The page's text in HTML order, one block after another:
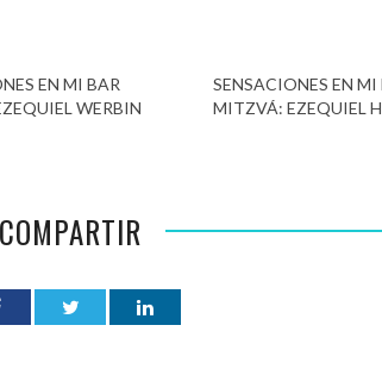
EN MI BAR
WERBIN
SENSACIONES EN MI
MITZVÁ: EZEQUIEL
COMPARTIR